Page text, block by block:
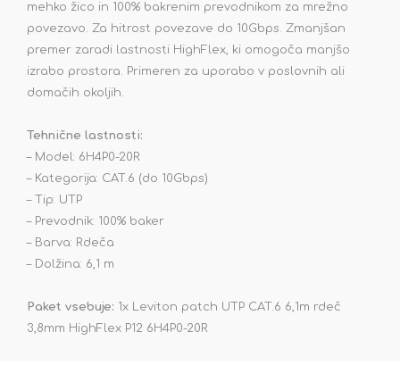
mehko žico in 100% bakrenim prevodnikom za mrežno
povezavo. Za hitrost povezave do 10Gbps. Zmanjšan
premer zaradi lastnosti HighFlex, ki omogoča manjšo
izrabo prostora. Primeren za uporabo v poslovnih ali
domačih okoljih.
Tehnične lastnosti:
– Model: 6H4P0-20R
– Kategorija: CAT.6 (do 10Gbps)
– Tip: UTP
– Prevodnik: 100% baker
– Barva: Rdeča
– Dolžina: 6,1 m
Paket vsebuje: 1x Leviton patch UTP CAT.6 6,1m rdeč
3,8mm HighFlex P12 6H4P0-20R